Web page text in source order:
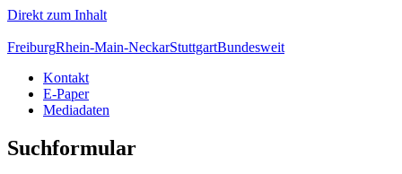
Direkt zum Inhalt
FreiburgRhein-Main-NeckarStuttgartBundesweit
Kontakt
E-Paper
Mediadaten
Suchformular